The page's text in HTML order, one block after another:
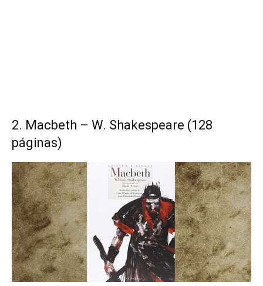
2. Macbeth – W. Shakespeare (128
páginas)